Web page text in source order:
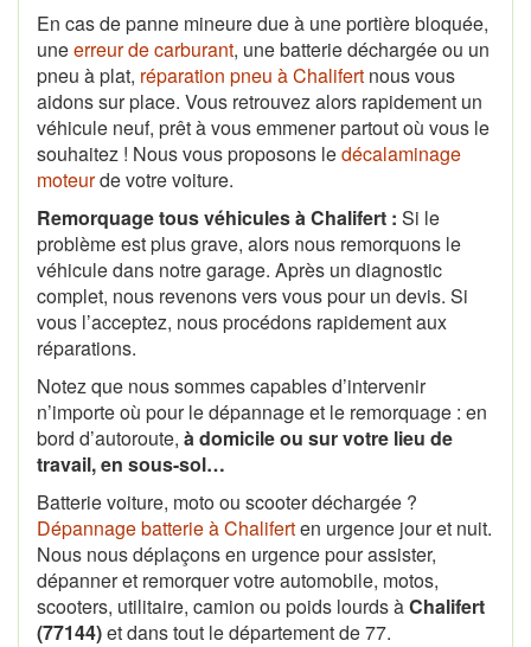
En cas de panne mineure due à une portière bloquée,
uneerreur de carburant, une batterie déchargée ou un
pneu à plat, réparation pneu à Chalifert nous vous
aidons sur place. Vous retrouvez alors rapidement un
véhicule neuf, prêt à vous emmener partout où vous le
souhaitez ! Nous vous proposons ledécalaminage
moteurde votre voiture.
Remorquage tous véhicules à Chalifert : Si le
problème est plus grave, alors nous remorquons le
véhicule dans notre garage. Après un diagnostic
complet, nous revenons vers vous pour un devis. Si
vous l’acceptez, nous procédons rapidement aux
réparations.
Notez que nous sommes capables d’intervenir
n’importe où pour le dépannage et le remorquage : en
bord d’autoroute, à domicile ou sur votre lieu de
travail, en sous-sol…
Batterie voiture, moto ou scooter déchargée ?
Dépannage batterie à Chaliferten urgence jour et nuit.
Nous nous déplaçons en urgence pour assister,
dépanner et remorquer votre automobile, motos,
scooters, utilitaire, camion ou poids lourds àChalifert
(77144)et dans tout le département de 77.